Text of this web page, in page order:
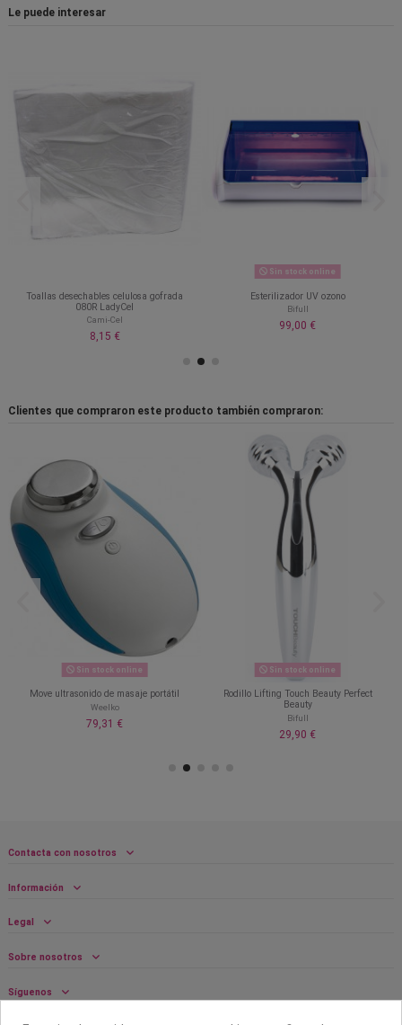
Le puede interesar
Toallas desechables celulosa gofrada
080R LadyCel
Cami-Cel
8,15 €
Sin stock online
Esterilizador UV ozono
Bifull
99,00 €
Clientes que compraron este producto también compraron:
Sin stock online
Move ultrasonido de masaje portátil
Weelko
79,31 €
Sin stock online
Rodillo Lifting Touch Beauty Perfect
Beauty
Bifull
29,90 €
Contacta con nosotros
Información
Legal
Sobre nosotros
Síguenos